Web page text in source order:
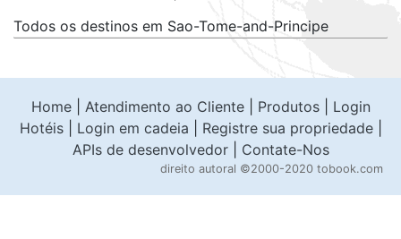
Todos os destinos em Sao-Tome-and-Principe
Home| Atendimento ao Cliente| Produtos| Login
Hotéis| Login em cadeia Registre sua propriedade|
APIs de desenvolvedor| Contate-Nos
direito autoral ©2000-2020 tobook.com